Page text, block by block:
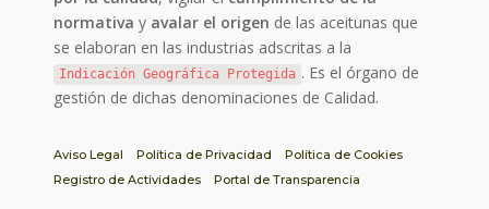
normativa y avalar el origen de las aceitunas que
se elaboran en las industrias adscritas a la
Indicación Geográfica Protegida . Es el órgano de
gestión de dichas denominaciones de Calidad.
Aviso Legal Política de Privacidad
Política de Cookies
Registro de Actividades
Portal de Transparencia